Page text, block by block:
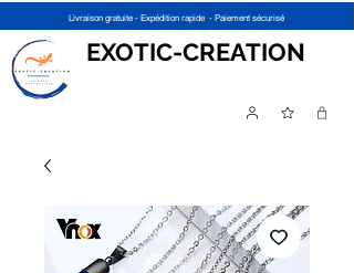
Livraison gratuite - Expédition rapide - Paiement sécurisé
EXOTIC-CREATION